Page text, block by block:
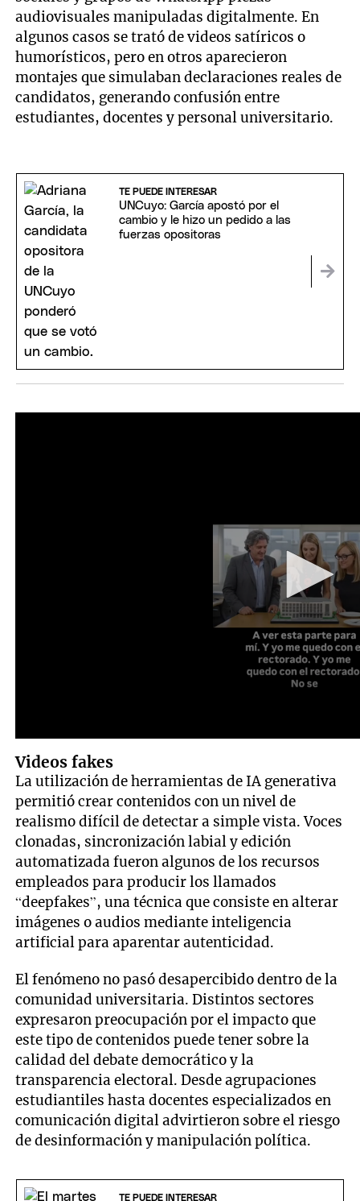
audiovisuales manipuladas digitalmente. En
algunos casos se trató de videos satíricos o
humorísticos, pero en otros aparecieron
montajes que simulaban declaraciones reales de
candidatos, generando confusión entre
estudiantes, docentes y personal universitario.
TE PUEDE INTERESAR
UNCuyo: García apostó por el
cambio y le hizo un pedido a las
fuerzas opositoras
Videos fakes
La utilización de herramientas de IA generativa
permitió crear contenidos con un nivel de
realismo difícil de detectar a simple vista. Voces
clonadas, sincronización labial y edición
automatizada fueron algunos de los recursos
empleados para producir los llamados
“deepfakes”, una técnica que consiste en alterar
imágenes o audios mediante inteligencia
artificial para aparentar autenticidad.
El fenómeno no pasó desapercibido dentro de la
comunidad universitaria. Distintos sectores
expresaron preocupación por el impacto que
este tipo de contenidos puede tener sobre la
calidad del debate democrático y la
transparencia electoral. Desde agrupaciones
estudiantiles hasta docentes especializados en
comunicación digital advirtieron sobre el riesgo
de desinformación y manipulación política.
TE PUEDE INTERESAR